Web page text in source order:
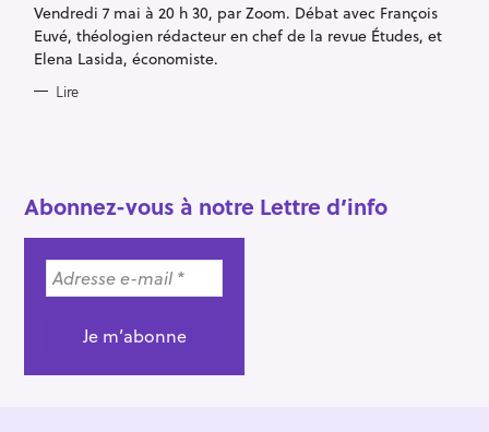
O
R
I
E
S
Vendredi 7 mai à 20 h 30, par Zoom. Débat avec François
Euvé, théologien rédacteur en chef de la revue Études, et
Elena Lasida, économiste.
Lire
Abonnez-vous à notre Lettre d’info